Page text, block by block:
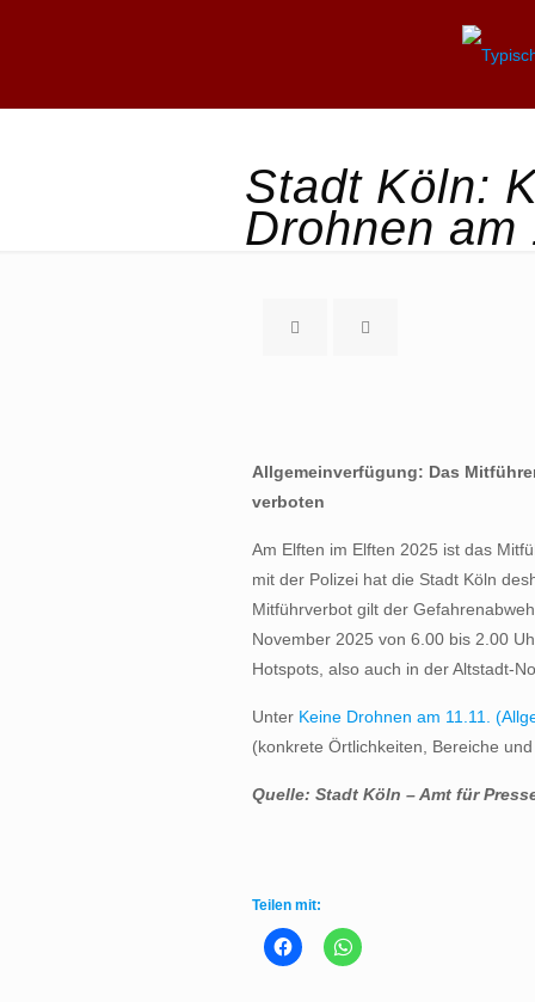
Stadt Köln:
Drohnen am
Allgemeinverfügung: Das
verboten
Am Elften im Elften 2025 ist das
mit der Polizei hat die Stadt Köln
Mitführverbot gilt der
November 2025 von 6.00 bis 2.00
Hotspots, also auch in der Altstadt-
Unter Keine Drohnen am 11.11.
(konkrete Örtlichkeiten, Bereiche
Quelle: Stadt Köln – Amt für
Teilen mit: